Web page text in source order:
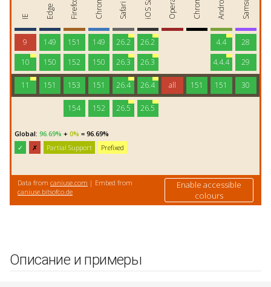
Описание и примеры